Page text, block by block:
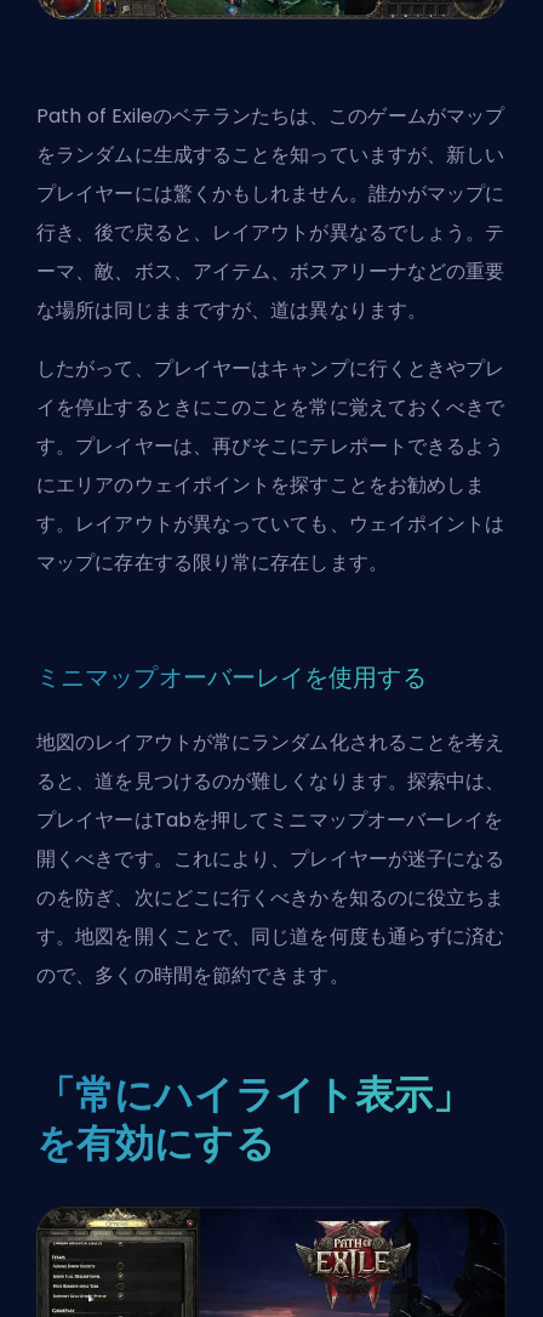
Path of Exileのベテランたちは、このゲームがマップ
をランダムに生成することを知っていますが、新しい
プレイヤーには驚くかもしれません。誰かがマップに
行き、後で戻ると、レイアウトが異なるでしょう。テ
ーマ、敵、ボス、アイテム、ボスアリーナなどの重要
な場所は同じままですが、道は異なります。
したがって、プレイヤーはキャンプに行くときやプレ
イを停止するときにこのことを常に覚えておくべきで
す。プレイヤーは、再びそこにテレポートできるよう
にエリアのウェイポイントを探すことをお勧めしま
す。レイアウトが異なっていても、ウェイポイントは
マップに存在する限り常に存在します。
ミニマップオーバーレイを使用する
地図のレイアウトが常にランダム化されることを考え
ると、道を見つけるのが難しくなります。探索中は、
プレイヤーはTabを押してミニマップオーバーレイを
開くべきです。これにより、プレイヤーが迷子になる
のを防ぎ、次にどこに行くべきかを知るのに役立ちま
す。地図を開くことで、同じ道を何度も通らずに済む
ので、多くの時間を節約できます。
「常にハイライト表示」
を有効にする